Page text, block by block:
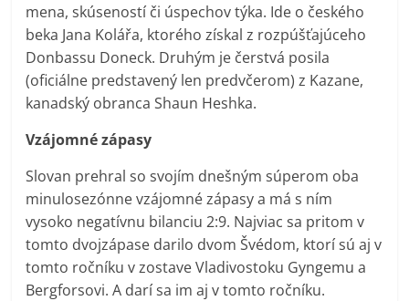
mena, skúseností či úspechov týka. Ide o českého
beka Jana Kolářa, ktorého získal z rozpúšťajúceho
Donbassu Doneck. Druhým je čerstvá posila
(oficiálne predstavený len predvčerom) z Kazane,
kanadský obranca Shaun Heshka.
Vzájomné zápasy
Slovan prehral so svojím dnešným súperom oba
minulosezónne vzájomné zápasy a má s ním
vysoko negatívnu bilanciu 2:9. Najviac sa pritom v
tomto dvojzápase darilo dvom Švédom, ktorí sú aj v
tomto ročníku v zostave Vladivostoku Gyngemu a
Bergforsovi. A darí sa im aj v tomto ročníku.